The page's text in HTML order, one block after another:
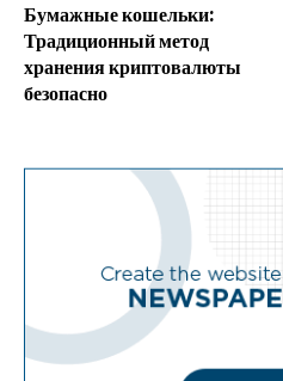
Бумажные кошельки:
Традиционный метод
хранения криптовалюты
безопасно